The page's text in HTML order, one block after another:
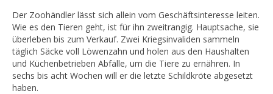
Der Zoohändler lässt sich allein vom Geschäftsinteresse leiten.
Wie es den Tieren geht, ist für ihn zweitrangig. Hauptsache, sie
überleben bis zum Verkauf. Zwei Kriegsinvaliden sammeln
täglich Säcke voll Löwenzahn und holen aus den Haushalten
und Küchenbetrieben Abfälle, um die Tiere zu ernähren. In
sechs bis acht Wochen will er die letzte Schildkröte abgesetzt
haben.